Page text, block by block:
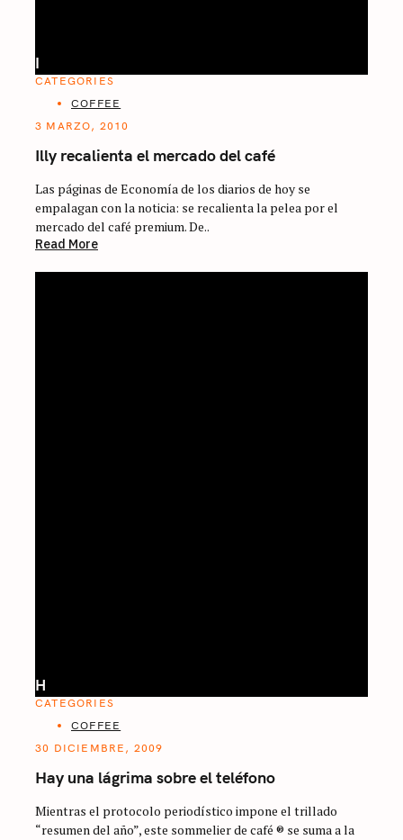
I
CATEGORIES
COFFEE
3 MARZO, 2010
Illy recalienta el mercado del café
Las páginas de Economía de los diarios de hoy se
empalagan con la noticia: se recalienta la pelea por el
mercado del café premium. De..
Read More
H
CATEGORIES
COFFEE
30 DICIEMBRE, 2009
Hay una lágrima sobre el teléfono
Mientras el protocolo periodístico impone el trillado
“resumen del año”, este sommelier de café ® se suma a la